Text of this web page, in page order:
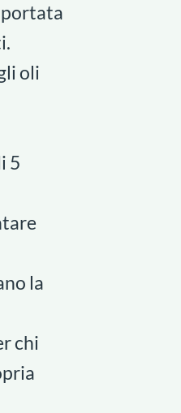
portata
oli
5
la
chi